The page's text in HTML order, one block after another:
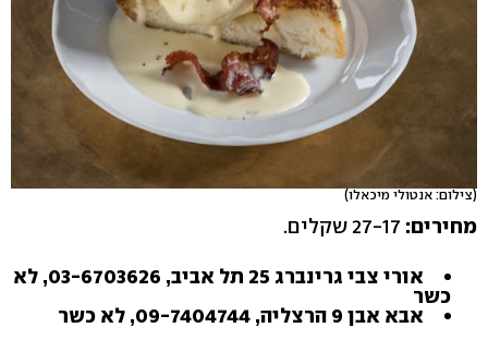
(צילום: אנטולי מיכאלו)
מחירים:
אורי צבי גרינברג 25 תל אביב, 03-6703626, לא
כשר
אבא אבן 9 הרצליה, 09-7404744, לא כשר